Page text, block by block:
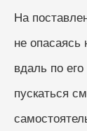
На
не опасаясь
вдаль по
пускаться